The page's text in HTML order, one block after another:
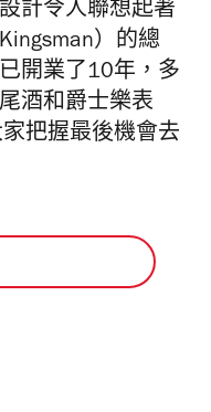
計令人聯想起著
）的總
開業了10年，多
酒和爵士樂表
家把握最後機會去